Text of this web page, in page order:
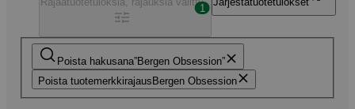
Poista hakusana Bergen Obsession
Poista tuotemerkkirajaus Bergen Obsession
1